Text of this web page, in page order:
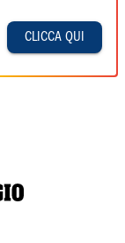
CLICCA QUI